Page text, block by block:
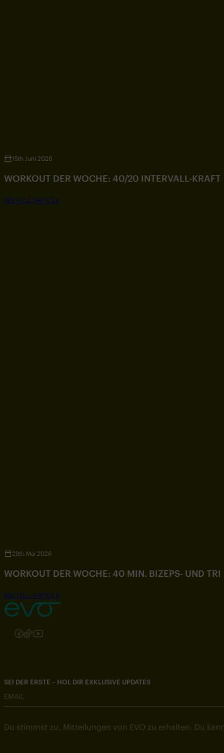
15th Juni 2026
WORKOUT DER WOCHE: 40/20 INTERVALL-
SEE FULL ARTICLE
29th Mai 2026
WORKOUT DER WOCHE: 40 MIN. BIZEPS- UND
SEE FULL ARTICLE
Folgen Sie uns auf Instagram
Folgen Sie uns auf Facebook
Folgen Sie uns auf TikTok
Folgen Sie uns auf YouTube
SEI DER ERSTE – HOL DIR EXKLUSIVE UPDATES
EMAIL
Du stimmst zu, Mitteilungen von EVO zu erhalten. Du